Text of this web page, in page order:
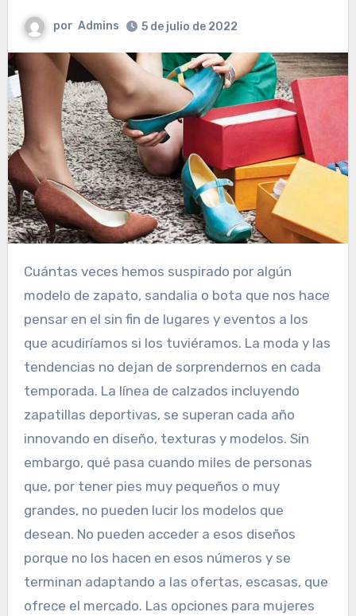
por Admins 5 de julio de 2022
Cuántas veces hemos suspirado por algún
modelo de zapato, sandalia o bota que nos hace
pensar en el sin fin de lugares y eventos a los
que acudiríamos si los tuviéramos. La moda y las
tendencias no dejan de sorprendernos en cada
temporada. La línea de calzados incluyendo
zapatillas deportivas, se superan cada año
innovando en diseño, texturas y modelos. Sin
embargo, qué pasa cuando miles de personas
que, por tener pies muy pequeños o muy
grandes, no pueden lucir los modelos que
desean. No pueden acceder a esos diseños
porque no los hacen en esos números y se
terminan adaptando a las ofertas, escasas, que
ofrece el mercado. Las opciones para mujeres